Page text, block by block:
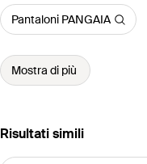
Pantaloni PANGAIA
Mostra di più
Risultati simili